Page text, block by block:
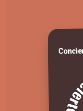
Domingo, 21